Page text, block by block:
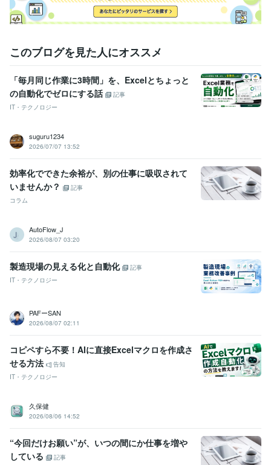
語学力
英語 日常会話レベル
このブログを見た人にオススメ
「毎月同じ作業に3時間」を、Excelとちょっと
の自動化でゼロにする話
記事
IT・テクノロジー
suguru1234
2026/07/07 13:52
効率化でできた余裕が、別の仕事に吸収されて
いませんか？
記事
コラム
AutoFlow_J
2026/08/07 03:20
製造現場の見える化と自動化
記事
IT・テクノロジー
PAFーSAN
2026/08/07 02:11
コピペすら不要！AIに直接Excelマクロを作成さ
せる方法
告知
IT・テクノロジー
久保健
2026/08/06 14:52
“今回だけお願い”が、いつの間にか仕事を増や
している
記事